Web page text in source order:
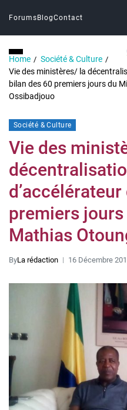
Forums BlogContact
Home
Société & Culture
Vie des ministères/ la
bilan des 60 premiers jours du
Ossibadjouo
Société & Culture
Vie des
premiers
Mathias
ByLa rédaction 16 Décembre